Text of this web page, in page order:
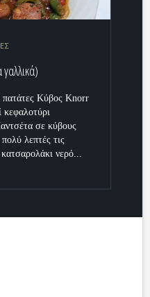
πατάτες Κύβος Knorr
κεφαλοτύρι
σε κύβους
λεπτές τις
νερό...